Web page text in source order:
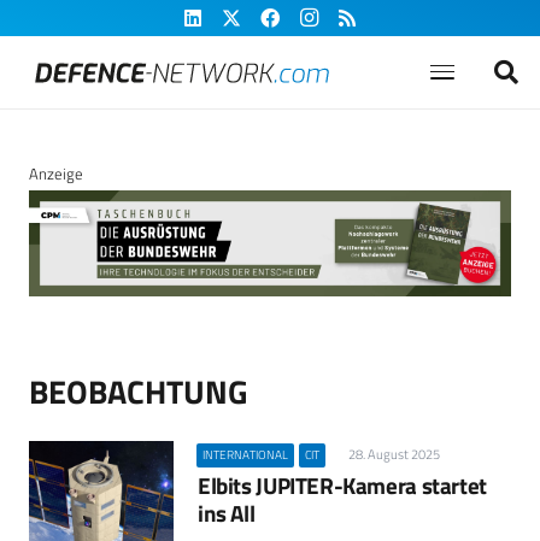
Anzeige
BEOBACHTUNG
INTERNATIONAL CIT 28. August 2025
Elbits JUPITER-Kamera startet
ins All